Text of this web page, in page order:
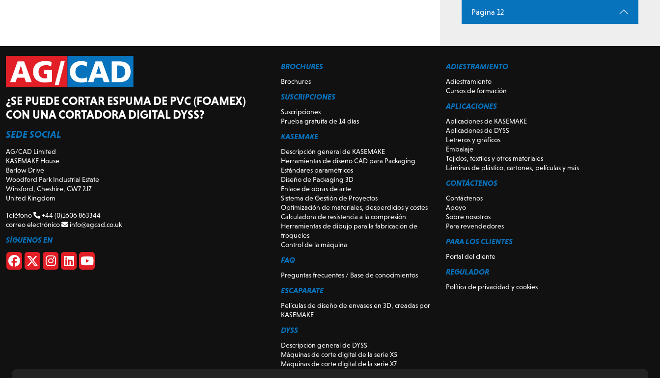
Página 12
¿SE PUEDE CORTAR ESPUMA DE PVC (FOAMEX)
CON UNA CORTADORA DIGITAL DYSS?
SEDE SOCIAL
AG/CAD Limited
KASEMAKE House
Barlow Drive
Woodford Park Industrial Estate
Winsford, Cheshire, CW7 2JZ
United Kingdom
Teléfono
+44 (0)1606 863344
correo electrónico
info@agcad.co.uk
SÍGUENOS EN
BROCHURES
Brochures
SUSCRIPCIONES
Suscripciones
Prueba gratuita de 14 días
KASEMAKE
Descripción general de KASEMAKE
Herramientas de diseño CAD para Packaging
Estándares paramétricos
Diseño de Packaging 3D
Enlace de obras de arte
Sistema de Gestión de Proyectos
Optimización de materiales, desperdicios y costes
Calculadora de resistencia a la compresión
Herramientas de dibujo para la fabricación de
troqueles
Control de la máquina
FAQ
Preguntas frecuentes / Base de conocimientos
ESCAPARATE
Películas de diseño de envases en 3D, creadas por
KASEMAKE
DYSS
Descripción general de DYSS
Máquinas de corte digital de la serie X5
Máquinas de corte digital de la serie X7
ADIESTRAMIENTO
Adiestramiento
Cursos de formación
APLICACIONES
Aplicaciones de KASEMAKE
Aplicaciones de DYSS
Letreros y gráficos
Embalaje
Tejidos, textiles y otros materiales
Láminas de plástico, cartones, películas y más
CONTÁCTENOS
Contáctenos
Apoyo
Sobre nosotros
Para revendedores
PARA LOS CLIENTES
Portal del cliente
REGULADOR
Política de privacidad y cookies